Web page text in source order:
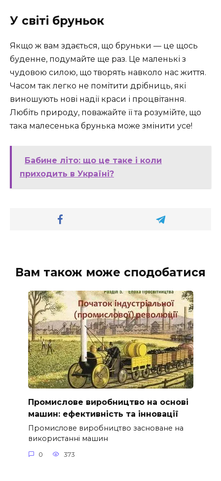
У світі бруньок
Якщо ж вам здається, що бруньки — це щось
буденне, подумайте ще раз. Це маленькі з
чудовою силою, що творять навколо нас життя.
Часом так легко не помітити дрібниць, які
виношують нові надії краси і процвітання.
Любіть природу, поважайте її та розумійте, що
така малесенька брунька може змінити усе!
Бабине літо: що це таке і коли
приходить в Україні?
Вам також може сподобатися
Промислове виробництво на основі
машин: ефективність та інновації
Промислове виробництво засноване на
використанні машин
0 373